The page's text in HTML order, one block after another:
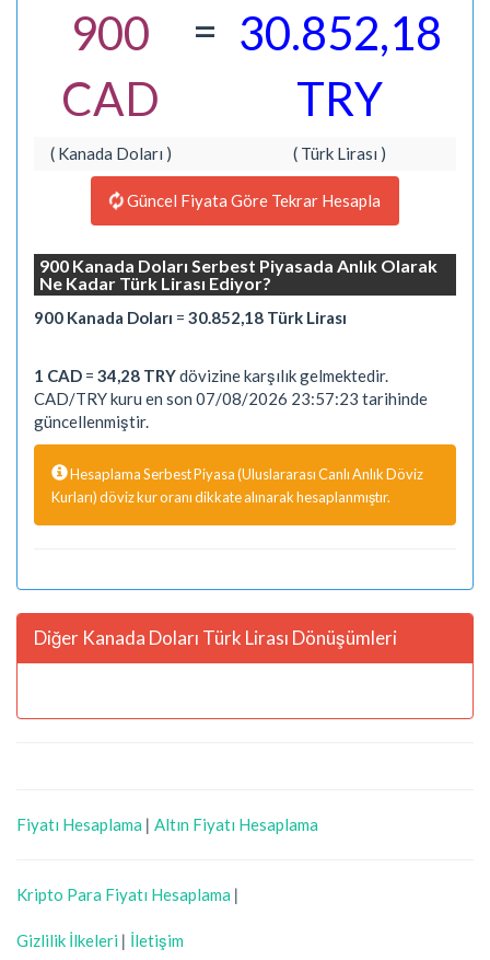
900
CAD
= 30.852,18
TRY
( Kanada Doları ) ( Türk Lirası )
Güncel Fiyata Göre Tekrar Hesapla
900 Kanada Doları Serbest Piyasada Anlık Olarak
Ne Kadar Türk Lirası Ediyor?
900 Kanada Doları = 30.852,18 Türk Lirası
1 CAD = 34,28 TRYdövizine karşılık gelmektedir.
CAD/TRY kuru en son 07/08/2026 23:57:23 tarihinde
güncellenmiştir.
Hesaplama Serbest Piyasa (Uluslararası Canlı Anlık Döviz
Kurları) döviz kur oranı dikkate alınarak hesaplanmıştır.
Diğer Kanada Doları Türk Lirası Dönüşümleri
Fiyatı Hesaplama | Altın Fiyatı Hesaplama
Kripto Para Fiyatı Hesaplama |
Gizlilik İlkeleri | İletişim